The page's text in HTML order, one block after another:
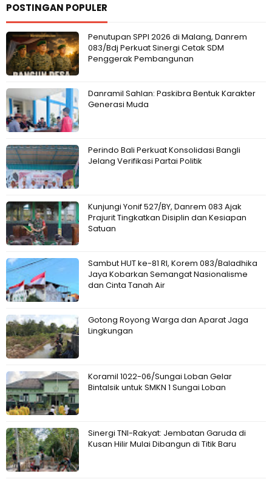
POSTINGAN POPULER
Penutupan SPPI 2026 di Malang, Danrem
083/Bdj Perkuat Sinergi Cetak SDM
Penggerak Pembangunan
Danramil Sahlan: Paskibra Bentuk Karakter
Generasi Muda
Perindo Bali Perkuat Konsolidasi Bangli
Jelang Verifikasi Partai Politik
Kunjungi Yonif 527/BY, Danrem 083 Ajak
Prajurit Tingkatkan Disiplin dan Kesiapan
Satuan
Sambut HUT ke-81 RI, Korem 083/Baladhika
Jaya Kobarkan Semangat Nasionalisme
dan Cinta Tanah Air
Gotong Royong Warga dan Aparat Jaga
Lingkungan
Koramil 1022-06/Sungai Loban Gelar
Bintalsik untuk SMKN 1 Sungai Loban
Sinergi TNI-Rakyat: Jembatan Garuda di
Kusan Hilir Mulai Dibangun di Titik Baru